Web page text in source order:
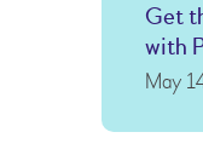
Get
with
May